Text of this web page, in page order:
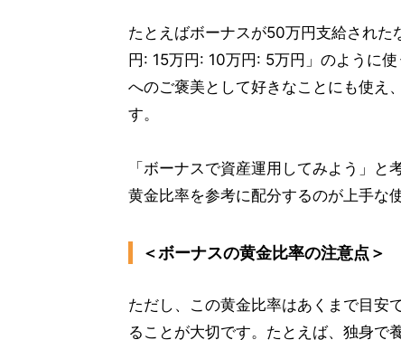
たとえばボーナスが50万円支給され
円: 15万円: 10万円: 5万円」のように
へのご褒美として好きなことにも使え
す。
「ボーナスで資産運用してみよう」と
黄金比率を参考に配分するのが上手な
＜ボーナスの黄金比率の注意点＞
ただし、この黄金比率はあくまで目安
ることが大切です。たとえば、独身で